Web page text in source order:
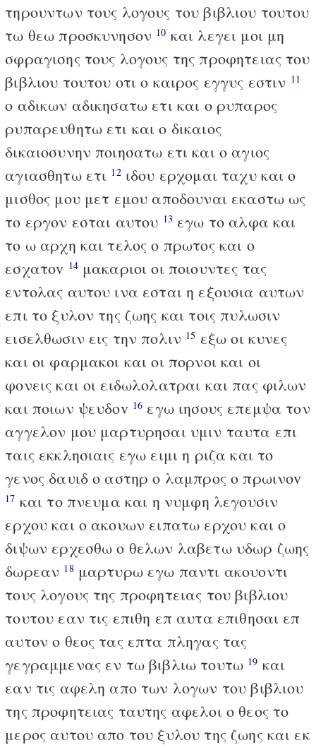
τηρουντων τους λογους του βιβλιου τουτου
τω θεω προσκυνησον 10 και λεγει μοι μη
σφραγισης τους λογους της προφητειας του
βιβλιου τουτου οτι ο καιρος εγγυς εστιν 11
ο αδικων αδικησατω ετι και ο ρυπαρος
ρυπαρευθητω ετι και ο δικαιος
δικαιοσυνην ποιησατω ετι και ο αγιος
αγιασθητω ετι 12ιδου ερχομαι ταχυ και ο
μισθος μου μετ εμου αποδουναι εκαστω ως
το εργον εσται αυτου 13 εγω το αλφα και
το ω αρχη και τελος ο πρωτος και ο
εσχατοv 14μακαριοι οι ποιουντες τας
εντολας αυτου ινα εσται η εξουσια αυτων
επι το ξυλον της ζωης και τοις πυλωσιν
εισελθωσιν εις την πολιν 15 εξω οι κυνες
και οι φαρμακοι και οι πορνοι και οι
φονεις και οι ειδωλολατραι και πας φιλων
και ποιων ψευδοv 16 εγω ιησους επεμψα τον
αγγελον μου μαρτυρησαι υμιν ταυτα επι
ταις εκκλησιαις εγω ειμι η ριζα και το
γενος δαυιδ ο αστηρ ο λαμπρος ο πρωινοv
17 και το πνευμα και η νυμφη λεγουσιν
ερχου και ο ακουων ειπατω ερχου και ο
διψων ερχεσθω ο θελων λαβετω υδωρ ζωης
δωρεαν 18μαρτυρω εγω παντι ακουοντι
τους λογους της προφητειας του βιβλιου
τουτου εαν τις επιθη επ αυτα επιθησαι επ
αυτον ο θεος τας επτα πληγας τας
γεγραμμενας εν τω βιβλιω τουτω 19 και
εαν τις αφελη απο των λογων του βιβλιου
της προφητειας ταυτης αφελοι ο θεος το
μερος αυτου απο του ξυλου της ζωης και εκ